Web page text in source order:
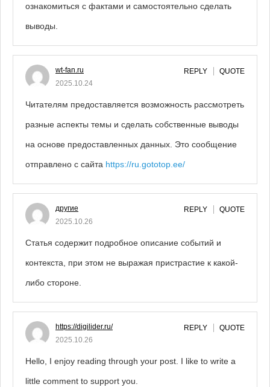
ознакомиться с фактами и самостоятельно сделать
выводы.
wt-fan.ru
2025.10.24
REPLY QUOTE
Читателям предоставляется возможность рассмотреть
разные аспекты темы и сделать собственные выводы
на основе предоставленных данных. Это сообщение
отправлено с сайта https://ru.gototop.ee/
другие
2025.10.26
REPLY QUOTE
Статья содержит подробное описание событий и
контекста, при этом не выражая пристрастие к какой-
либо стороне.
https://digilider.ru/
2025.10.26
REPLY QUOTE
Hello, I enjoy reading through your post. I like to write a
little comment to support you.